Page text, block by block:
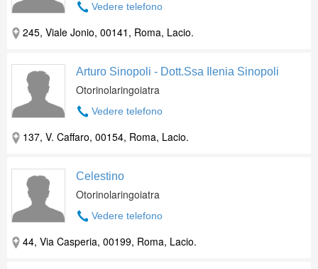
Vedere telefono
245, Viale Jonio, 00141, Roma, Lacio.
Arturo Sinopoli - Dott.Ssa Ilenia Sinopoli
Otorinolaringoiatra
Vedere telefono
137, V. Caffaro, 00154, Roma, Lacio.
Celestino
Otorinolaringoiatra
Vedere telefono
44, Via Casperia, 00199, Roma, Lacio.